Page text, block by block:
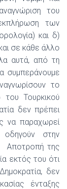
του
των
και δ)
σε κάθε άλλο
αυτά, από τη
συμπεράνουμε
το
Τουρκικού
δεν πρέπει
να παραχωρεί
στην
της
εκτός του ότι
δεν
ένταξης